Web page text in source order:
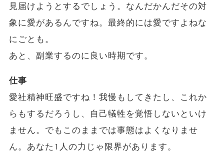
見届けようとするでしょう。なんだかんだその対
象に愛があるんですね。最終的には愛ですよねな
にごとも。
あと、副業するのに良い時期です。
仕事
愛社精神旺盛ですね！我慢もしてきたし、これか
らもするだろうし、自己犠牲を覚悟しないといけ
ません。でもこのままでは事態はよくなりませ
ん。あなた1人の力じゃ限界があります。